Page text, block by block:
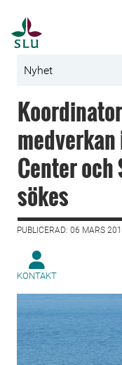
Nyhet
Center och
sökes
PUBLICERAD: 06 MARS
KONTAKT